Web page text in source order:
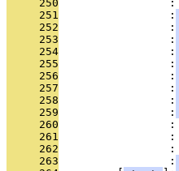
     250
     251
                 :
     252
                 :
     253
                 :
     254
                 :
     255
                 :
     256
                 :
     257
                 :
     258
                 :
     259
                 :
     260
     261
     262
     263
                 :